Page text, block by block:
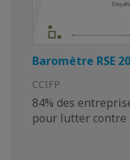
Baromètre RSE
CCIFP
84% des
pour lutter contre